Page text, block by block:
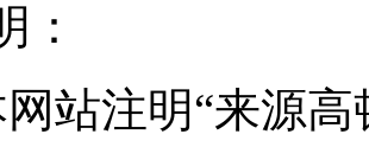
：
站注明“来源